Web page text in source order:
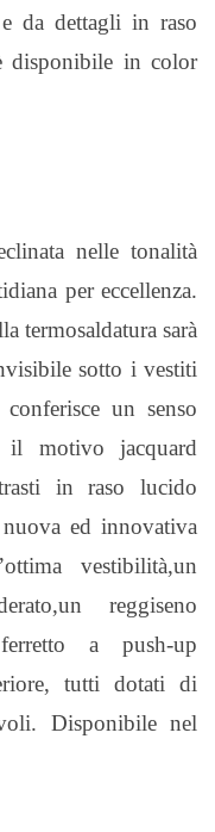
da dettagli in raso
disponibile in color
nelle tonalità
per eccellenza.
termosaldatura sarà
sotto i vestiti
un senso
il motivo jacquard
in raso lucido
ed innovativa
vestibilità,un
reggiseno
a push-up
tutti dotati di
Disponibile nel